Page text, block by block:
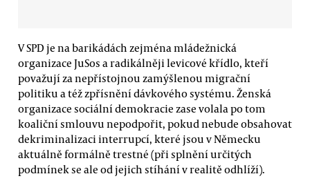
V SPD je na barikádách zejména mládežnická
organizace JuSos a radikálněji levicové křídlo, kteří
považují za nepřístojnou zamýšlenou migrační
politiku a též zpřísnění dávkového systému. Ženská
organizace sociální demokracie zase volala po tom
koaliční smlouvu nepodpořit, pokud nebude obsahovat
dekriminalizaci interrupcí, které jsou v Německu
aktuálně formálně trestné (při splnění určitých
podmínek se ale od jejich stíhání v realitě odhlíží).